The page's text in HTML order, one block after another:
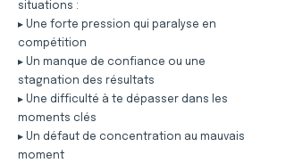
situations :
▸ Une forte pression qui paralyse en
compétition
▸ Un manque de confiance ou une
stagnation des résultats
▸ Une difficulté à te dépasser dans les
moments clés
▸ Un défaut de concentration au mauvais
moment